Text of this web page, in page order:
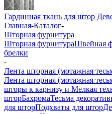
Гардинная ткань для штор
Главная-Каталог-
Шторная фурнитура
Шторная фурнитураШвейная
брелки
-
Лента шторная (мотажная
Лента шторная (мотажная
шторы к карнизу и Мелкая
шторБахромаТесьма
для шторПодхваты для штор